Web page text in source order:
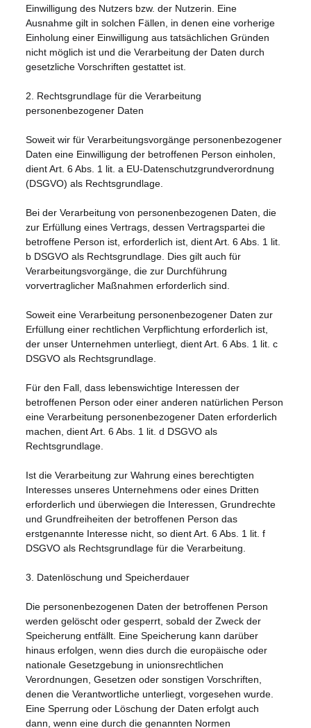
Einwilligung des Nutzers bzw. der Nutzerin. Eine
Ausnahme gilt in solchen Fällen, in denen eine vorherige
Einholung einer Einwilligung aus tatsächlichen Gründen
nicht möglich ist und die Verarbeitung der Daten durch
gesetzliche Vorschriften gestattet ist.
2. Rechtsgrundlage für die Verarbeitung
personenbezogener Daten
Soweit wir für Verarbeitungsvorgänge personenbezogener
Daten eine Einwilligung der betroffenen Person einholen,
dient Art. 6 Abs. 1 lit. a EU-Datenschutzgrundverordnung
(DSGVO) als Rechtsgrundlage.
Bei der Verarbeitung von personenbezogenen Daten, die
zur Erfüllung eines Vertrags, dessen Vertragspartei die
betroffene Person ist, erforderlich ist, dient Art. 6 Abs. 1 lit.
b DSGVO als Rechtsgrundlage. Dies gilt auch für
Verarbeitungsvorgänge, die zur Durchführung
vorvertraglicher Maßnahmen erforderlich sind.
Soweit eine Verarbeitung personenbezogener Daten zur
Erfüllung einer rechtlichen Verpflichtung erforderlich ist,
der unser Unternehmen unterliegt, dient Art. 6 Abs. 1 lit. c
DSGVO als Rechtsgrundlage.
Für den Fall, dass lebenswichtige Interessen der
betroffenen Person oder einer anderen natürlichen Person
eine Verarbeitung personenbezogener Daten erforderlich
machen, dient Art. 6 Abs. 1 lit. d DSGVO als
Rechtsgrundlage.
Ist die Verarbeitung zur Wahrung eines berechtigten
Interesses unseres Unternehmens oder eines Dritten
erforderlich und überwiegen die Interessen, Grundrechte
und Grundfreiheiten der betroffenen Person das
erstgenannte Interesse nicht, so dient Art. 6 Abs. 1 lit. f
DSGVO als Rechtsgrundlage für die Verarbeitung.
3. Datenlöschung und Speicherdauer
Die personenbezogenen Daten der betroffenen Person
werden gelöscht oder gesperrt, sobald der Zweck der
Speicherung entfällt. Eine Speicherung kann darüber
hinaus erfolgen, wenn dies durch die europäische oder
nationale Gesetzgebung in unionsrechtlichen
Verordnungen, Gesetzen oder sonstigen Vorschriften,
denen die Verantwortliche unterliegt, vorgesehen wurde.
Eine Sperrung oder Löschung der Daten erfolgt auch
dann, wenn eine durch die genannten Normen